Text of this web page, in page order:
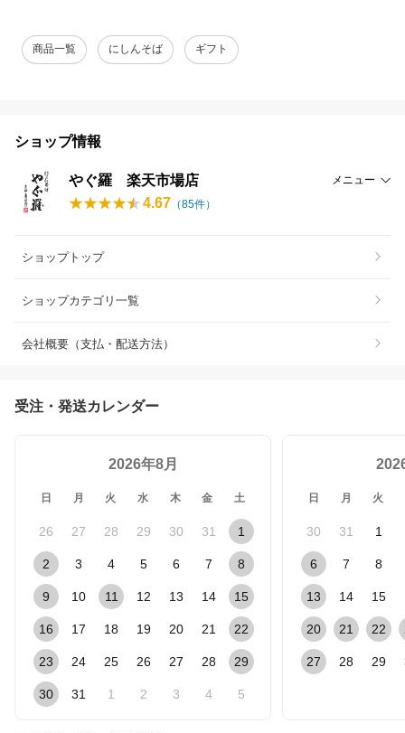
商品一覧 にしんそば ギフト
ショップ情報
やぐ羅 楽天市場店 メニュー
4.67 （85件）
ショップトップ
ショップカテゴリ一覧
会社概要（支払・配送方法）
受注・発送カレンダー
2026年8月
日 月 火 水 木 金 土
26 27 28 29 30 31 1
2 3 4 5 6 7 8
9 10 11 12 13 14 15
16 17 18 19 20 21 22
23 24 25 26 27 28 29
30 31 1 2 3 4 5
日 月 火
30 31 1
6 7 8
13 14 15
20 21 22
27 28 29